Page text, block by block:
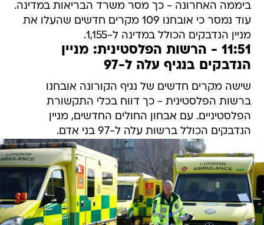
ביממה האחרונה - כך מסר משרד הבריאות במדינה.
עוד נמסר כי אובחנו 109 מקרים חדשים שהעלו את
מניין הנדבקים הכולל במדינה ל-1,155.
11:51 - הרשות הפלסטינית: מניין
הנדבקים בנגיף עלה ל-97
שישה מקרים חדשים של נגיף הקורונה אובחנו
ברשות הפלסטינית - כך דווח בכלי התקשורת
הפלסטיניים. עם אבחון החולים החדשים, מניין
הנדבקים הכולל ברשות עלה ל-97 בני אדם.